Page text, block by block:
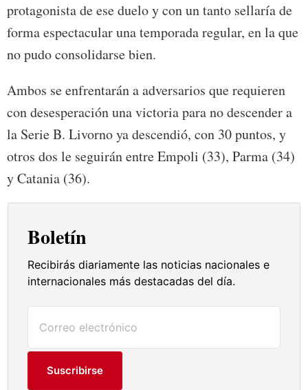
protagonista de ese duelo y con un tanto sellaría de
forma espectacular una temporada regular, en la que
no pudo consolidarse bien.
Ambos se enfrentarán a adversarios que requieren
con desesperación una victoria para no descender a
la Serie B. Livorno ya descendió, con 30 puntos, y
otros dos le seguirán entre Empoli (33), Parma (34)
y Catania (36).
Boletín
Recibirás diariamente las noticias nacionales e
internacionales más destacadas del día.
Suscribirse